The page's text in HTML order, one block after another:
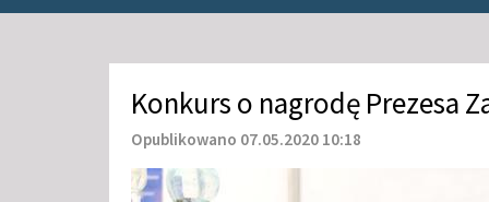
Konkurs o nagrodę Prezesa
Opublikowano 07.05.2020 10:18